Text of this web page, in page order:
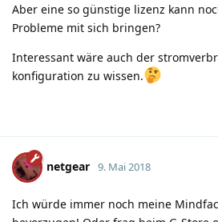
Aber eine so günstige lizenz kann
Probleme mit sich bringen?
Interessant wäre auch der
konfiguration zu wissen.
netgear 9. Mai 2018
Ich würde immer noch meine